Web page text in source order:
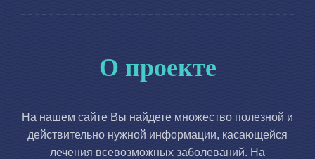
О проекте
На нашем сайте Вы найдете множество полезной и
действительно нужной информации, касающейся
лечения всевозможных заболеваний. На